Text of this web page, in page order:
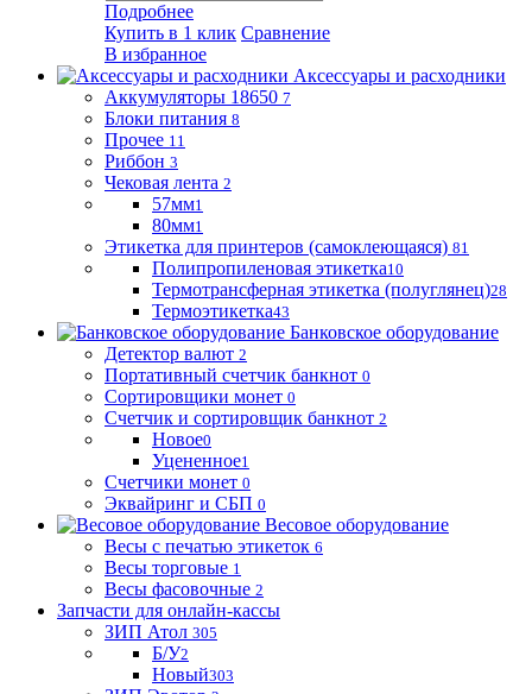
Подробнее
Купить в 1 клик Сравнение
В избранное
Аксессуары и расходники
Аккумуляторы 18650 7
Блоки питания 8
Прочее 11
Риббон 3
Чековая лента 2
57мм1
80мм1
Этикетка для принтеров (самоклеющаяся) 81
Полипропиленовая этикетка10
Термотрансферная этикетка (полуглянец)28
Термоэтикетка43
Банковское оборудование
Детектор валют 2
Портативный счетчик банкнот 0
Сортировщики монет 0
Счетчик и сортировщик банкнот 2
Новое0
Уцененное1
Счетчики монет 0
Эквайринг и СБП 0
Весовое оборудование
Весы с печатью этикеток 6
Весы торговые 1
Весы фасовочные 2
Запчасти для онлайн-кассы
ЗИП Атол 305
Б/У2
Новый303